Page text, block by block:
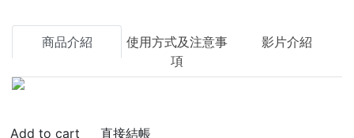
商品介紹
使用方式及注意事
項
影片介紹
直接結帳